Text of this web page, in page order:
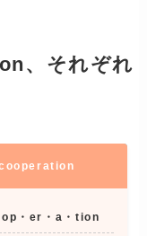
、それぞれ
・er・a・tion